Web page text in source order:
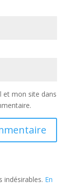
et mon site dans
indésirables. En